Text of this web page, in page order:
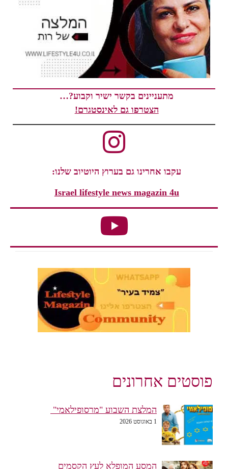
מתעניינים בקשר ישיר וקבוע?…
הצטרפו גם לאינסטגרם!
עקבו אחרינו גם בערוץ היוטיוב שלנו:
Israel lifestyle news magazin 4u
פוסטים אחרונים
המלצת השבוע "מרסופילאמי"
1 באוגוסט 2026
המסע המופלא לעץ הקסמים